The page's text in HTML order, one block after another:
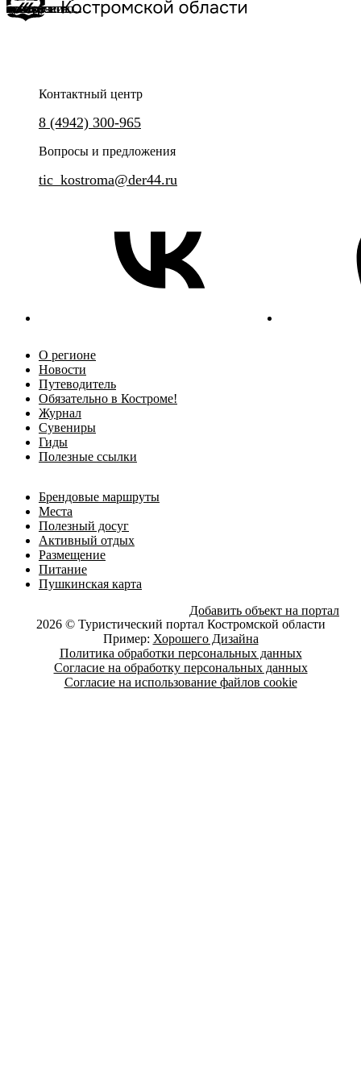
экскурсии по
историческому
центру
Костромы и
тематических
программ и
экскурсии
по Костроме
организатор
иммерсивной
Контактный центр
8 (4942) 300-965
Вопросы и предложения
tic_kostroma@der44.ru
О регионе
Новости
Путеводитель
Обязательно в Костроме!
Журнал
Сувениры
Гиды
Полезные ссылки
Брендовые маршруты
Места
Полезный досуг
Активный отдых
Размещение
Питание
Пушкинская карта
Добавить объект на портал
2026 © Туристический портал Костромской области
Пример: Хорошего Дизайна
Политика обработки персональных данных
Согласие на обработку персональных данных
Согласие на использование файлов cookie